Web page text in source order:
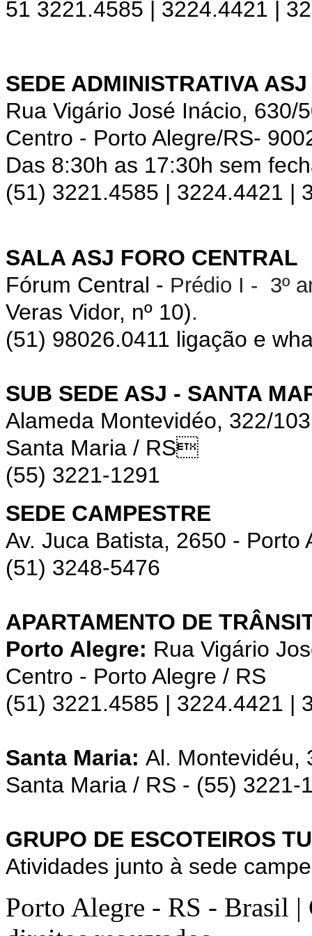
51 3221.4585 | 3224.4421 |
SEDE ADMINISTRATIVA ASJ
Rua Vigário José Inácio, 630/
Centro - Porto Alegre/RS-
Das 8:30h as 17:30h sem
(51) 3221.4585 | 3224.4421 |
SALA ASJ FORO CENTRAL
Fórum Central - Prédio I - 3º
Veras Vidor, nº 10).
(51) 98026.0411 ligação e
SUB SEDE ASJ - SANTA
Alameda Montevidéo, 322/
Santa Maria / RS
(55) 3221-1291
SEDE CAMPESTRE
Av. Juca Batista, 2650 - Porto
(51) 3248-5476
APARTAMENTO DE
Porto Alegre: Rua Vigário
Centro - Porto Alegre / RS
(51) 3221.4585 | 3224.4421 |
Santa Maria: Al. Montevidéu,
Santa Maria / RS - (55) 3221-
GRUPO DE ESCOTEIROS
Atividades junto à sede
Porto Alegre - RS - Brasil